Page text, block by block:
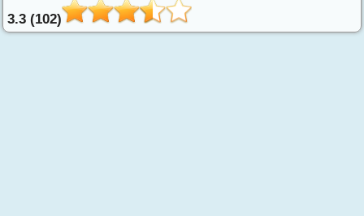
3.3 (102)